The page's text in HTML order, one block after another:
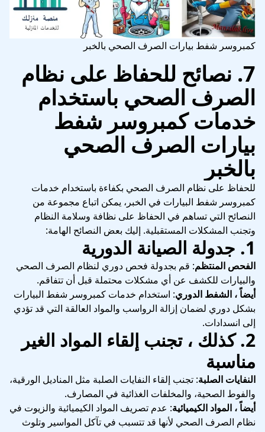
كمبروسر شفط بيارات الصرف الصحي بالخبر
7. نصائح للحفاظ على نظام
الصرف الصحي باستخدام
خدمات كمبروسر شفط
بيارات الصرف الصحي
بالخبر
للحفاظ على نظام الصرف الصحي بكفاءة باستخدام خدمات
كمبروسر شفط البيارات في الخبر، يمكن اتباع مجموعة من
النصائح التي تساهم في الحفاظ على نظافة وسلامة النظام
وتجنب المشكلات المستقبلية. إليك بعض النصائح الهامة:
1. جدولة الصيانة الدورية
الفحص المنتظم: قم بجدولة فحص دوري لنظام الصرف الصحي
والبيارات للكشف عن أي مشكلات محتملة قبل أن تتفاقم.
أيضاً ، الشفط الدوري: استخدام خدمات كمبروسر شفط البيارات
بشكل دوري لضمان إزالة الرواسب والمواد العالقة التي قد تؤدي
إلى انسدادات.
2. كذلك ، تجنب إلقاء المواد الغير
مناسبة
النفايات الصلبة: تجنب إلقاء النفايات الصلبة مثل المناديل الورقية،
والفوط الصحية، والمخلفات الغذائية في المصارف.
أيضاً ، المواد الكيميائية: عدم تصريف المواد الكيميائية والزيوت في
نظام الصرف الصحي لأنها قد تتسبب في تآكل المواسير وتلوث